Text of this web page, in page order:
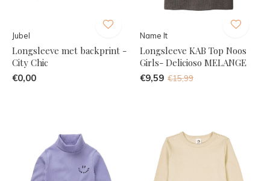
Jubel
Longsleeve met backprint -
City Chic
€0,00
Name It
Longsleeve KAB Top Noos
Girls- Delicioso MELANGE
€9,59 €15,99